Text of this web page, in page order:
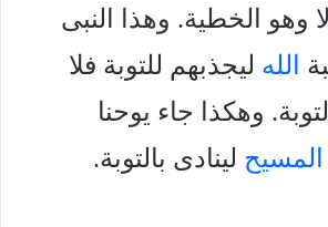
وهو الخطية. وهذا النبى
الله ليجذبهم للتوبة فلا
وهكذا جاء يوحنا
المسيح لينادى بالتوبة.